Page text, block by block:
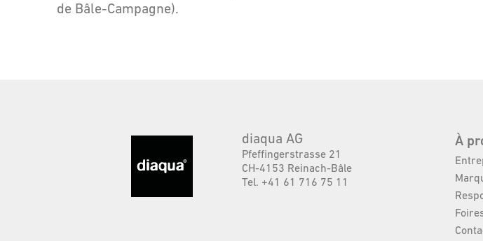
de Bâle-Campagne).
diaqua AG
Pfeffingerstrasse 21
CH-4153 Reinach-Bâle
Tel. +41 61 716 75 11
À